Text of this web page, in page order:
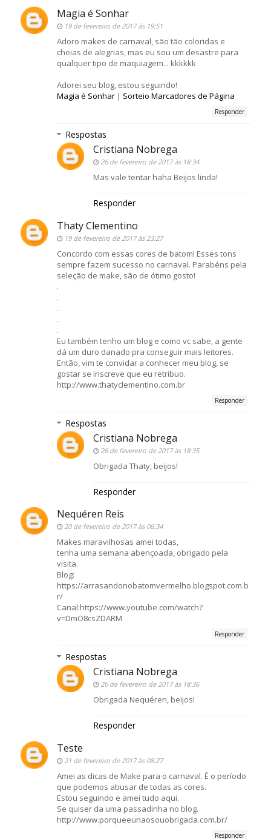
Magia é Sonhar
19 de fevereiro de 2017 às 19:51
Adoro makes de carnaval, são tão coloridas e
cheias de alegrias, mas eu sou um desastre para
qualquer tipo de maquiagem... kkkkkk
Adorei seu blog, estou seguindo!
Magia é Sonhar| Sorteio Marcadores de Página
Responder
Respostas
Cristiana Nobrega
26 de fevereiro de 2017 às 18:34
Mas vale tentar haha Beijos linda!
Responder
Thaty Clementino
19 de fevereiro de 2017 às 23:27
Concordo com essas cores de batom! Esses tons
sempre fazem sucesso no carnaval. Parabéns pela
seleção de make, são de ótimo gosto!
.
.
.
.
.
Eu também tenho um blog e como vc sabe, a gente
dá um duro danado pra conseguir mais leitores.
Então, vim te convidar a conhecer meu blog, se
gostar se inscreve que eu retribuo.
http://www.thatyclementino.com.br
Responder
Respostas
Cristiana Nobrega
26 de fevereiro de 2017 às 18:35
Obrigada Thaty, beijos!
Responder
Nequéren Reis
20 de fevereiro de 2017 às 06:34
Makes maravilhosas amei todas,
tenha uma semana abençoada, obrigado pela
visita.
Blog:
https://arrasandonobatomvermelho.blogspot.com.b
r/
Canal:https://www.youtube.com/watch?
v=DmO8csZDARM
Responder
Respostas
Cristiana Nobrega
26 de fevereiro de 2017 às 18:36
Obrigada Nequéren, beijos!
Responder
Teste
21 de fevereiro de 2017 às 08:27
Amei as dicas de Make para o carnaval. É o período
que podemos abusar de todas as cores.
Estou seguindo e amei tudo aqui.
Se quiser da uma passadinha no blog.
http://www.porqueeunaosouobrigada.com.br/
Responder